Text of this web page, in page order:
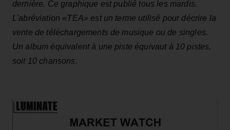
dernière. Ce graphique est publié tous les mardis.
L'abréviation «TEA» est un terme utilisé pour décrire la
vente de téléchargements de musique ou de singles.
Un album équivalent à une piste équivaut à 10 pistes,
soit 10 chansons.